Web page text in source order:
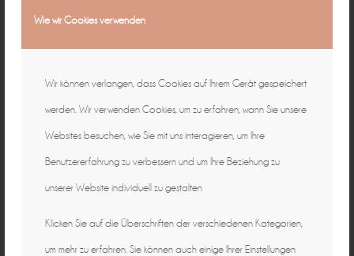
Wie wir Cookies verwenden
Wir können verlangen, dass Cookies auf Ihrem Gerät gespeichert
werden. Wir verwenden Cookies, um zu erfahren, wann Sie unsere
Websites besuchen, wie Sie mit uns interagieren, um Ihre
Benutzererfahrung zu verbessern und um Ihre Beziehung zu
unserer Website individuell zu gestalten
Klicken Sie auf die Überschriften der verschiedenen Kategorien,
um mehr zu erfahren. Sie können auch einige Ihrer Einstellungen